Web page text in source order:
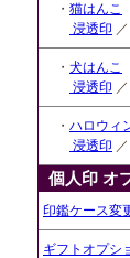
・ 猫はんこ
浸透印 ／
・ 犬はんこ
浸透印 ／
・ ハロウィ
浸透印 ／
個人印 オ
印鑑ケース変
ギフトオプシ